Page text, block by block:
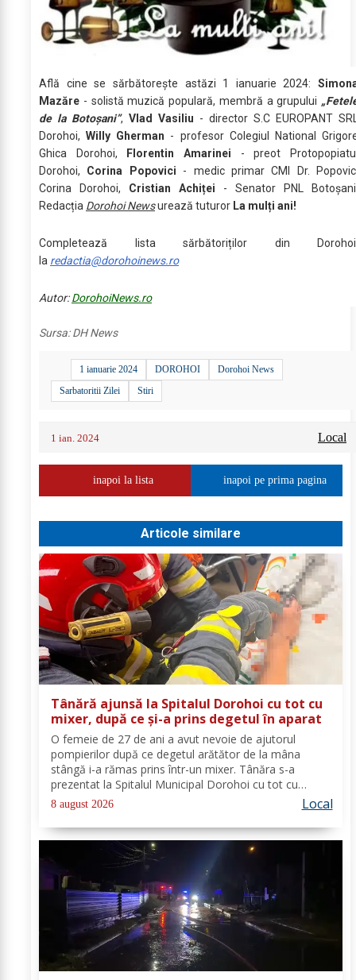
Află cine se sărbătoreşte astăzi 1 ianuarie 2024:
Mazăre - solistă muzică populară, membră a grupului
de la Botoșani”, Vlad Vasiliu - director S.C EUROPANT
Dorohoi,Willy Gherman - profesor Colegiul National
Ghica Dorohoi,
Florentin Amarinei - preot
Dorohoi, Corina Popovici - medic primar CMI Dr.
Corina Dorohoi, Cristian Achiței - Senator PNL
Redacția Dorohoi Newsurează tuturor La mulți ani!
Completează lista sărbătoriților din
la redactia@dorohoinews.ro
Autor:DorohoiNews.ro
Sursa:DH News
1 ianuarie 2024 DOROHOI
Dorohoi News
Sarbatoritii Zilei
Stiri
1 ian. 2024 Local
inapoi la lista inapoi pe prima pagina
Articole similare
Tânără ajunsă la Spitalul Dorohoi cu tot cu
mixer, după ce și-a prins degetul în aparat
O femeie de 27 de ani a avut nevoie de ajutorul
pompierilor după ce degetul arătător de la mâna
stângă i-a rămas prins într-un mixer. Tânăra s-a
prezentat la Spitalul Municipal Dorohoi cu tot cu
aparatul electrocasnic, iar medicii au solicitat
intervenția salvatorilor. Pompierii din cadrul...
8 august 2026 Local